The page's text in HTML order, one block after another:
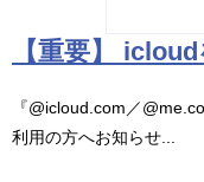
【重要】
『@icloud.com／
利用の方へお知らせ...